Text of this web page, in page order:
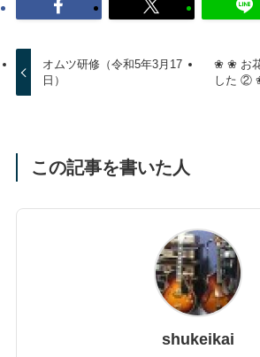
オムツ研修（令和5年3月17
日）
❀ ❀ お
した ②
この記事を書いた人
shukeikai